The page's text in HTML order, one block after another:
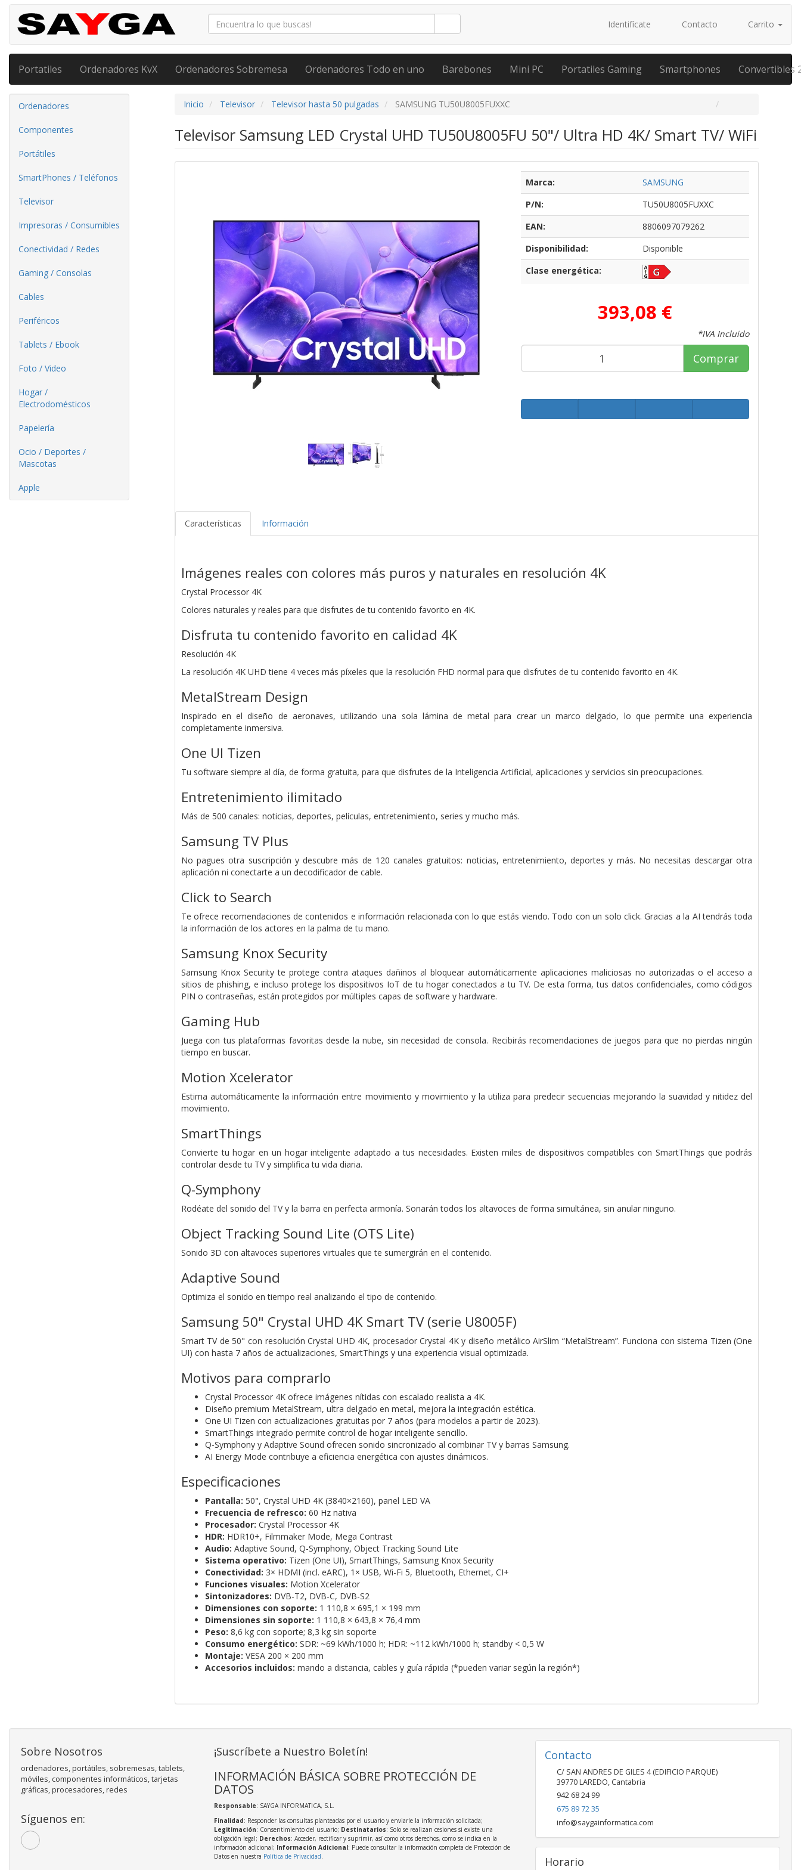
Identifícate Contacto Carrito
Portatiles Ordenadores KvX Ordenadores Sobremesa Ordenadores Todo en uno Barebones Mini PC Portatiles Gaming Smartphones Convertibles
Ordenadores
Componentes
Portátiles
SmartPhones / Teléfonos
Televisor
Impresoras / Consumibles
Conectividad / Redes
Gaming / Consolas
Cables
Periféricos
Tablets / Ebook
Foto / Video
Hogar /
Electrodomésticos
Papelería
Ocio / Deportes /
Mascotas
Apple
Inicio Televisor Televisor hasta 50 pulgadas SAMSUNG TU50U8005FUXXC
Televisor Samsung LED Crystal UHD TU50U8005FU 50"/ Ultra HD 4K/ Smart TV/ WiFi
Marca:
SAMSUNG
P/N:
TU50U8005FUXXC
EAN:
8806097079262
Disponibilidad:
Disponible
Clase energética:
393,08 €
*IVA Incluido
Comprar
Características Información
Imágenes reales con colores más puros y naturales en resolución 4K
Crystal Processor 4K
Colores naturales y reales para que disfrutes de tu contenido favorito en 4K.
Disfruta tu contenido favorito en calidad 4K
Resolución 4K
La resolución 4K UHD tiene 4 veces más píxeles que la resolución FHD normal para que disfrutes de tu contenido favorito en 4K.
MetalStream Design
Inspirado en el diseño de aeronaves, utilizando una sola lámina de metal para crear un marco delgado, lo que permite una experiencia
completamente inmersiva.
One UI Tizen
Tu software siempre al día, de forma gratuita, para que disfrutes de la Inteligencia Artificial, aplicaciones y servicios sin preocupaciones.
Entretenimiento ilimitado
Más de 500 canales: noticias, deportes, películas, entretenimiento, series y mucho más.
Samsung TV Plus
No pagues otra suscripción y descubre más de 120 canales gratuitos: noticias, entretenimiento, deportes y más. No necesitas descargar otra
aplicación ni conectarte a un decodificador de cable.
Click to Search
Te ofrece recomendaciones de contenidos e información relacionada con lo que estás viendo. Todo con un solo click. Gracias a la AI tendrás toda
la información de los actores en la palma de tu mano.
Samsung Knox Security
Samsung Knox Security te protege contra ataques dañinos al bloquear automáticamente aplicaciones maliciosas no autorizadas o el acceso a
sitios de phishing, e incluso protege los dispositivos IoT de tu hogar conectados a tu TV. De esta forma, tus datos confidenciales, como códigos
PIN o contraseñas, están protegidos por múltiples capas de software y hardware.
Gaming Hub
Juega con tus plataformas favoritas desde la nube, sin necesidad de consola. Recibirás recomendaciones de juegos para que no pierdas ningún
tiempo en buscar.
Motion Xcelerator
Estima automáticamente la información entre movimiento y movimiento y la utiliza para predecir secuencias mejorando la suavidad y nitidez del
movimiento.
SmartThings
Convierte tu hogar en un hogar inteligente adaptado a tus necesidades. Existen miles de dispositivos compatibles con SmartThings que podrás
controlar desde tu TV y simplifica tu vida diaria.
Q-Symphony
Rodéate del sonido del TV y la barra en perfecta armonía. Sonarán todos los altavoces de forma simultánea, sin anular ninguno.
Object Tracking Sound Lite (OTS Lite)
Sonido 3D con altavoces superiores virtuales que te sumergirán en el contenido.
Adaptive Sound
Optimiza el sonido en tiempo real analizando el tipo de contenido.
Samsung 50" Crystal UHD 4K Smart TV (serie U8005F)
Smart TV de 50" con resolución Crystal UHD 4K, procesador Crystal 4K y diseño metálico AirSlim “MetalStream”. Funciona con sistema Tizen (One
UI) con hasta 7 años de actualizaciones, SmartThings y una experiencia visual optimizada.
Motivos para comprarlo
Crystal Processor 4K ofrece imágenes nítidas con escalado realista a 4K.
Diseño premium MetalStream, ultra delgado en metal, mejora la integración estética.
One UI Tizen con actualizaciones gratuitas por 7 años (para modelos a partir de 2023).
SmartThings integrado permite control de hogar inteligente sencillo.
Q-Symphony y Adaptive Sound ofrecen sonido sincronizado al combinar TV y barras Samsung.
AI Energy Mode contribuye a eficiencia energética con ajustes dinámicos.
Especificaciones
Pantalla: 50", Crystal UHD 4K (3840×2160), panel LED VA
Frecuencia de refresco: 60 Hz nativa
Procesador: Crystal Processor 4K
HDR: HDR10+, Filmmaker Mode, Mega Contrast
Audio: Adaptive Sound, Q-Symphony, Object Tracking Sound Lite
Sistema operativo: Tizen (One UI), SmartThings, Samsung Knox Security
Conectividad: 3× HDMI (incl. eARC), 1× USB, Wi-Fi 5, Bluetooth, Ethernet, CI+
Funciones visuales: Motion Xcelerator
Sintonizadores: DVB-T2, DVB-C, DVB-S2
Dimensiones con soporte: 1 110,8 × 695,1 × 199 mm
Dimensiones sin soporte: 1 110,8 × 643,8 × 76,4 mm
Peso: 8,6 kg con soporte; 8,3 kg sin soporte
Consumo energético: SDR: ~69 kWh/1000 h; HDR: ~112 kWh/1000 h; standby < 0,5 W
Montaje: VESA 200 × 200 mm
Accesorios incluidos: mando a distancia, cables y guía rápida (*pueden variar según la región*)
Sobre Nosotros
ordenadores, portátiles, sobremesas, tablets,
móviles, componentes informáticos, tarjetas
gráficas, procesadores, redes
Síguenos en:
¡Suscríbete a Nuestro Boletín!
INFORMACIÓN BÁSICA SOBRE PROTECCIÓN DE
DATOS
Responsable: SAYGA INFORMATICA, S.L.
Finalidad: Responder las consultas planteadas por el usuario y enviarle la información solicitada;
Legitimación: Consentimiento del usuario; Destinatarios: Solo se realizan cesiones si existe una
obligación legal; Derechos: Acceder, rectificar y suprimir, así como otros derechos, como se indica en la
información adicional; Información Adicional: Puede consultar la información completa de Protección de
Datos en nuestra Política de Privacidad.
Contacto
C/ SAN ANDRES DE GILES 4 (EDIFICIO PARQUE)
39770LAREDO, Cantabria
942 68 24 99
675 89 72 35
info@saygainformatica.com
Horario